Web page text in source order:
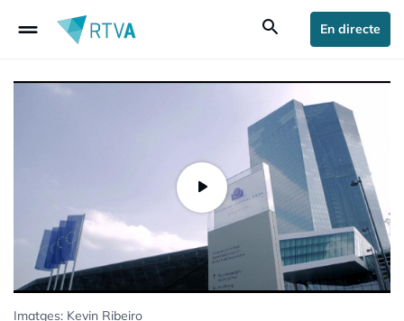
drag_handle search En directe
Imatges: Kevin Ribeiro